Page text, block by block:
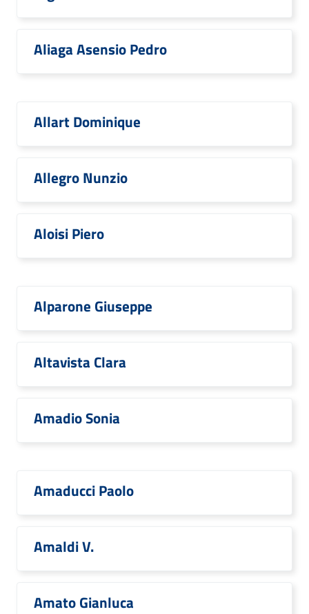
Aliaga Asensio Pedro
Allart Dominique
Allegro Nunzio
Aloisi Piero
Alparone Giuseppe
Altavista Clara
Amadio Sonia
Amaducci Paolo
Amaldi V.
Amato Gianluca